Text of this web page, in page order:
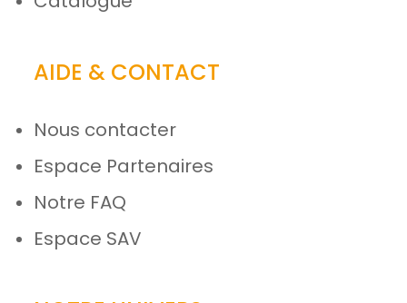
AIDE & CONTACT
Nous contacter
Espace Partenaires
Notre FAQ
Espace SAV